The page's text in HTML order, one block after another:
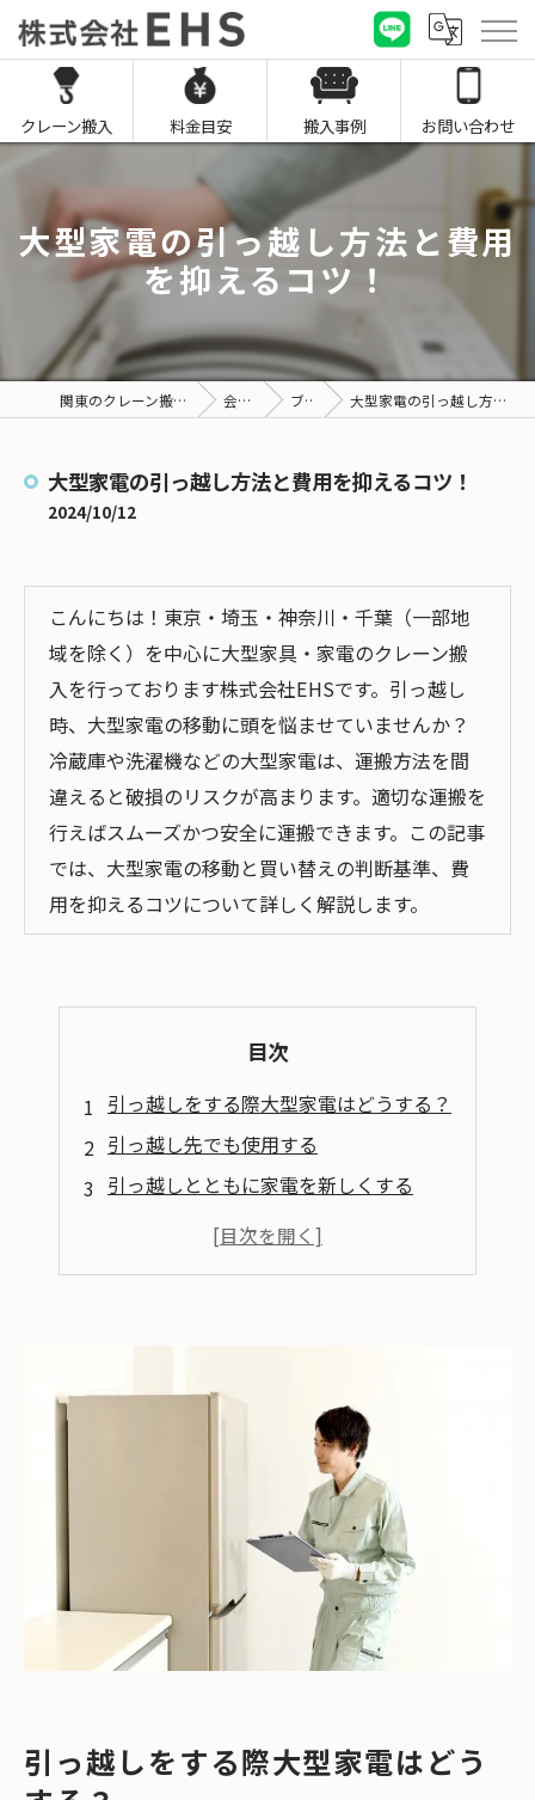
クレーン搬入 料金目安 搬入事例 お問い合わせ
大型家電の引っ越し方法と費用
を抑えるコツ！
関東のクレーン搬入なら株式会社EHS 会社概要 ブログ 大型家電の引っ越し方法と費用を抑えるコツ！
大型家電の引っ越し方法と費用を抑えるコツ！
2024/10/12
こんにちは！東京・埼玉・神奈川・千葉（一部地
域を除く）を中心に大型家具・家電のクレーン搬
入を行っております株式会社EHSです。引っ越し
時、大型家電の移動に頭を悩ませていませんか？
冷蔵庫や洗濯機などの大型家電は、運搬方法を間
違えると破損のリスクが高まります。適切な運搬を
行えばスムーズかつ安全に運搬できます。この記事
では、大型家電の移動と買い替えの判断基準、費
用を抑えるコツについて詳しく解説します。
目次
引っ越しをする際大型家電はどうする？
引っ越し先でも使用する
引っ越しとともに家電を新しくする
移動か買い替えかの判断基準
まとめ
引っ越しをする際大型家電はどう